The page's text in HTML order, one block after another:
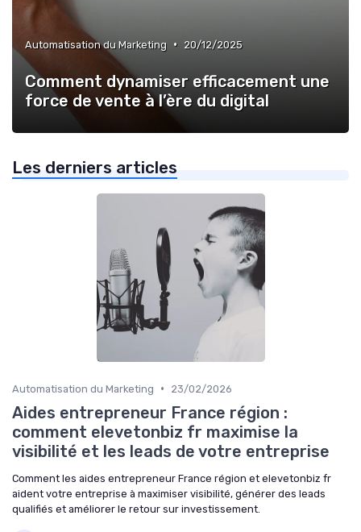
Automatisation du Marketing • 20/12/2025
Comment dynamiser efficacement une
force de vente à l’ère du digital
Les derniers articles
Automatisation du Marketing • 23/02/2026
Aides entrepreneur France région :
comment elevetonbiz fr maximise la
visibilité et les leads de votre entreprise
Comment les aides entrepreneur France région et elevetonbiz fr
aident votre entreprise à maximiser visibilité, générer des leads
qualifiés et améliorer le retour sur investissement.